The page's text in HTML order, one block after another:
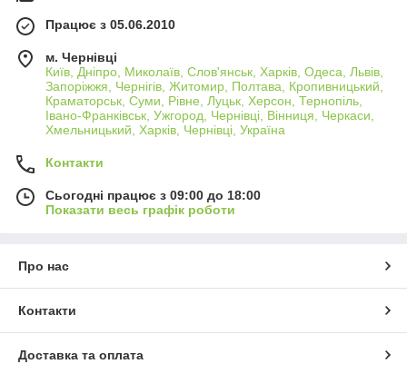
Працює з 05.06.2010
м. Чернівці
Київ, Дніпро, Миколаїв, Слов'янськ, Харків, Одеса, Львів,
Запоріжжя, Чернігів, Житомир, Полтава, Кропивницький,
Краматорськ, Суми, Рівне, Луцьк, Херсон, Тернопіль,
Івано-Франківськ, Ужгород, Чернівці, Вінниця, Черкаси,
Хмельницький, Харків, Чернівці, Україна
Контакти
Сьогодні працює з 09:00 до 18:00
Показати весь графік роботи
Про нас
Контакти
Доставка та оплата